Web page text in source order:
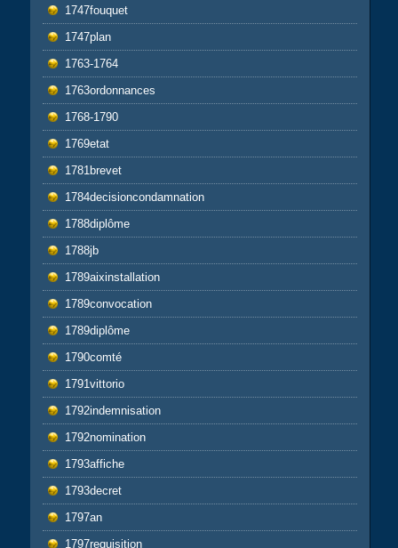
1747fouquet
1747plan
1763-1764
1763ordonnances
1768-1790
1769etat
1781brevet
1784decisioncondamnation
1788diplôme
1788jb
1789aixinstallation
1789convocation
1789diplôme
1790comté
1791vittorio
1792indemnisation
1792nomination
1793affiche
1793decret
1797an
1797requisition